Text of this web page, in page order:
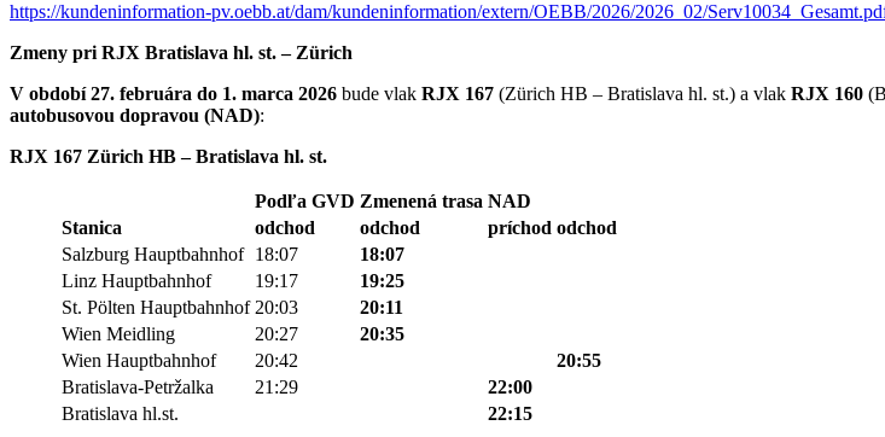
https://kundeninformation-pv.oebb.at/dam/kundeninformation/extern/OEBB/2026/2026_02/
Zmeny pri RJX Bratislava hl. st. – Zürich
V období 27. februára do 1. marca 2026 bude vlak RJX 167 (Zürich HB – Bratislava hl. st.) a vlak RJX 160
autobusovou dopravou (NAD):
RJX 167 Zürich HB – Bratislava hl. st.
Podľa GVD Zmenená trasa NAD
Stanica
odchod odchod príchod odchod
Salzburg Hauptbahnhof 18:07
18:07
Linz Hauptbahnhof
19:17
19:25
St. Pölten Hauptbahnhof 20:03
20:11
Wien Meidling
20:27
20:35
Wien Hauptbahnhof
20:42
20:55
Bratislava-Petržalka
21:29
22:00
Bratislava hl.st.
22:15